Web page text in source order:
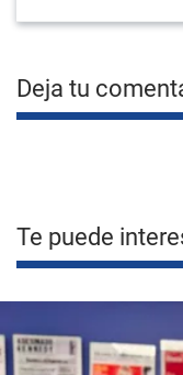
Deja tu
Te puede